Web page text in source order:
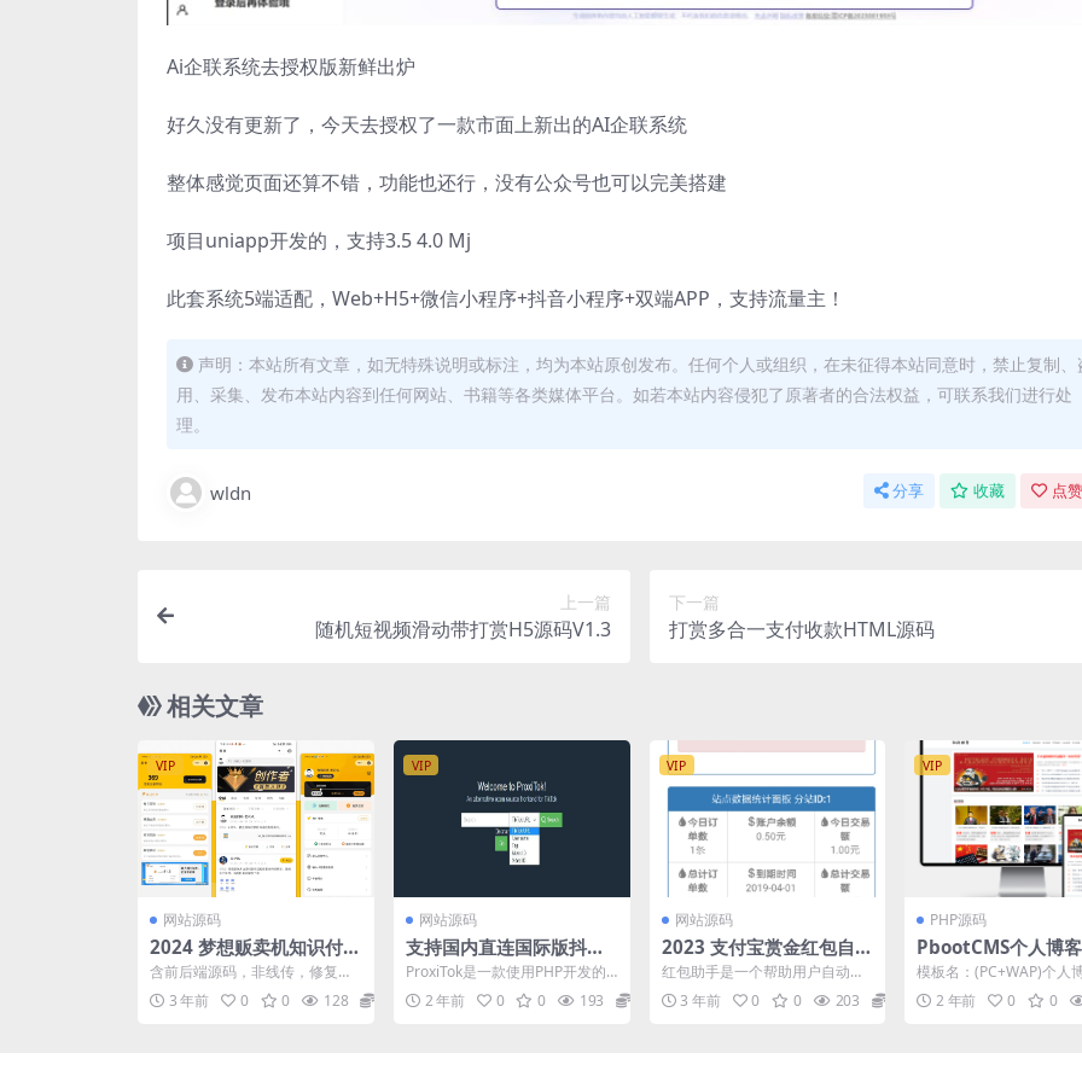
Ai企联系统去授权版新鲜出炉
好久没有更新了，今天去授权了一款市面上新出的AI企联系统
整体感觉页面还算不错，功能也还行，没有公众号也可以完美搭建
项目uniapp开发的，支持3.5 4.0 Mj
此套系统5端适配，Web+H5+微信小程序+抖音小程序+双端APP，支持流量主！
声明：本站所有文章，如无特殊说明或标注，均为本站原创发布。任何个人或组织，在未征得本站同意时，禁止复制、
用、采集、发布本站内容到任何网站、书籍等各类媒体平台。如若本站内容侵犯了原著者的合法权益，可联系我们进行处
理。
wldn 分享 收藏 点
上一篇
随机短视频滑动带打赏H5源码V1.3
下一篇
打赏多合一支付收款HTML源码
相关文章
VIP
网站源码
2024 梦想贩卖机知识付费
源码 升级修复版
含前后端源码，非线传，修复最
新登录接口 梦想贩卖机升级版，
变现宝吸取了资源变现类...
3 年前 0 0 128
VIP
网站源码
支持国内直连国际版抖音T
ikTok的简易程序 ProxiT
ok
ProxiTok是一款使用PHP开发的
国际版抖音TikTok网页版。与Tik
To...2 年前 0 0 193
VIP
网站源码
2023 支付宝赏金红包自助
套现助手源码 分站版
红包助手是一个帮助用户自动将
红包转化为现金的一个小助手。
您只需要准备好单笔转账到...
3 年前 0 0 203
VIP
PHP源码
PbootCMS个人博
资讯博客网站模板
模板名：(PC+WAP)个人
网站pbootcms模板 新闻
客类网源码...
2 年前 0 0